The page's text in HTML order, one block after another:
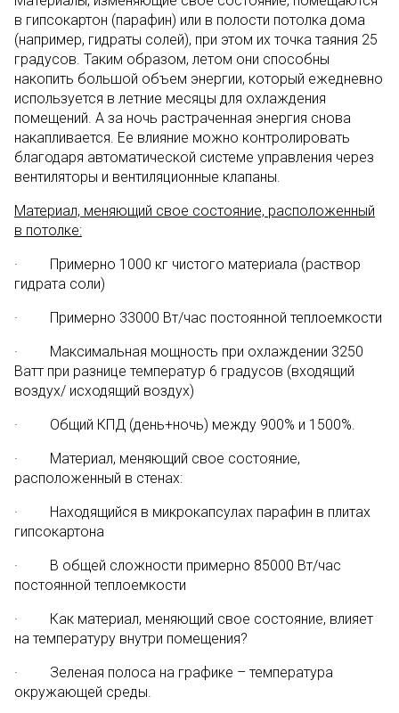
в гипсокартон (парафин) или в полости потолка дома
(например, гидраты солей), при этом их точка таяния 25
градусов. Таким образом, летом они способны
накопить большой объем энергии, который ежедневно
используется в летние месяцы для охлаждения
помещений. А за ночь растраченная энергия снова
накапливается. Ее влияние можно контролировать
благодаря автоматической системе управления через
вентиляторы и вентиляционные клапаны.
Материал, меняющий свое состояние, расположенный
в потолке:
· Примерно 1000 кг чистого материала (раствор
гидрата соли)
· Примерно 33000 Вт/час постоянной теплоемкости
· Максимальная мощность при охлаждении 3250
Ватт при разнице температур 6 градусов (входящий
воздух/ исходящий воздух)
· Общий КПД (день+ночь) между 900% и 1500%.
· Материал, меняющий свое состояние,
расположенный в стенах:
· Находящийся в микрокапсулах парафин в плитах
гипсокартона
· В общей сложности примерно 85000 Вт/час
постоянной теплоемкости
· Как материал, меняющий свое состояние, влияет
на температуру внутри помещения?
· Зеленая полоса на графике – температура
окружающей среды.